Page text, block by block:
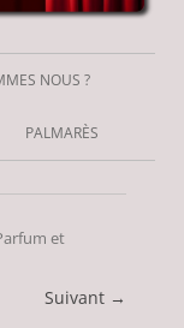
NOUS ?
PALMARÈS
et
Suivant →